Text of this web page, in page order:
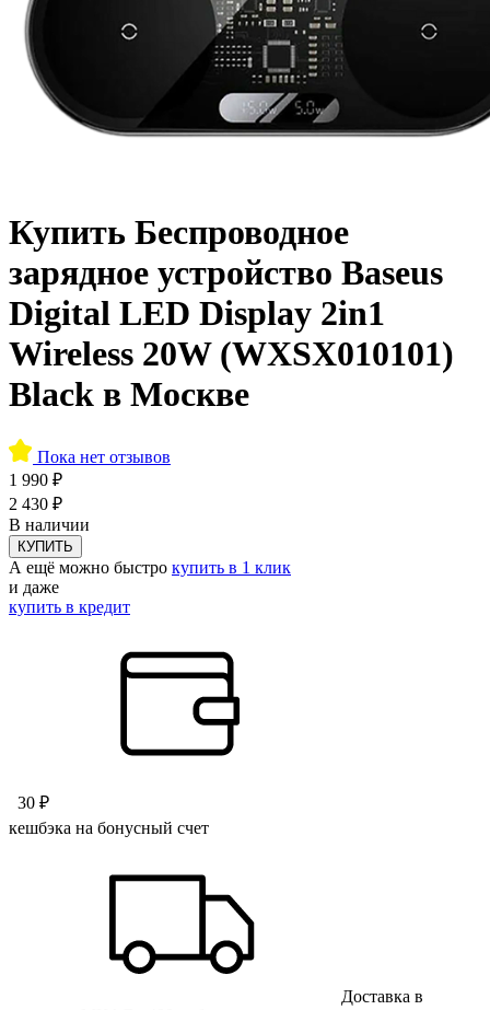
Купить Беспроводное
зарядное устройство Baseus
Digital LED Display 2in1
Wireless 20W (WXSX010101)
Black в Москве
Пока нет отзывов
1 990 ₽
2 430 ₽
В наличии
КУПИТЬ
А ещё можно быстро купить в 1 клик
и даже
купить в кредит
30 ₽
кешбэка на бонусный счет
Доставка в